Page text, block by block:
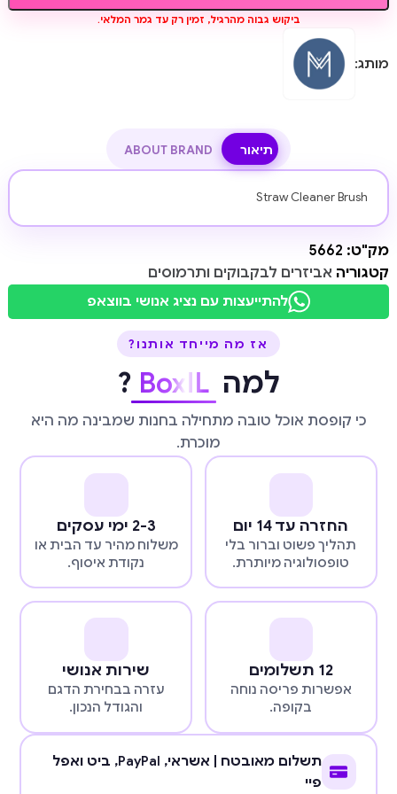
ביקוש גבוה מהרגיל, זמין רק עד גמר המלאי.
מותג:
תיאור ABOUT BRAND
Straw Cleaner Brush
מק"ט: 5662
קטגוריה אביזרים לבקבוקים ותרמוסים
להתייעצות עם נציג אנושי בווצאפ
אז מה מייחד אותנו?
למה BoxIL
?
כי קופסת אוכל טובה מתחילה בחנות שמבינה מה היא
מוכרת.
החזרה עד 14 יום
תהליך פשוט וברור בלי
טופסולוגיה מיותרת.
2-3 ימי עסקים
משלוח מהיר עד הבית או
נקודת איסוף.
12 תשלומים
אפשרות פריסה נוחה
בקופה.
שירות אנושי
עזרה בבחירת הדגם
והגודל הנכון.
תשלום מאובטח | אשראי, PayPal, ביט ואפל
פיי